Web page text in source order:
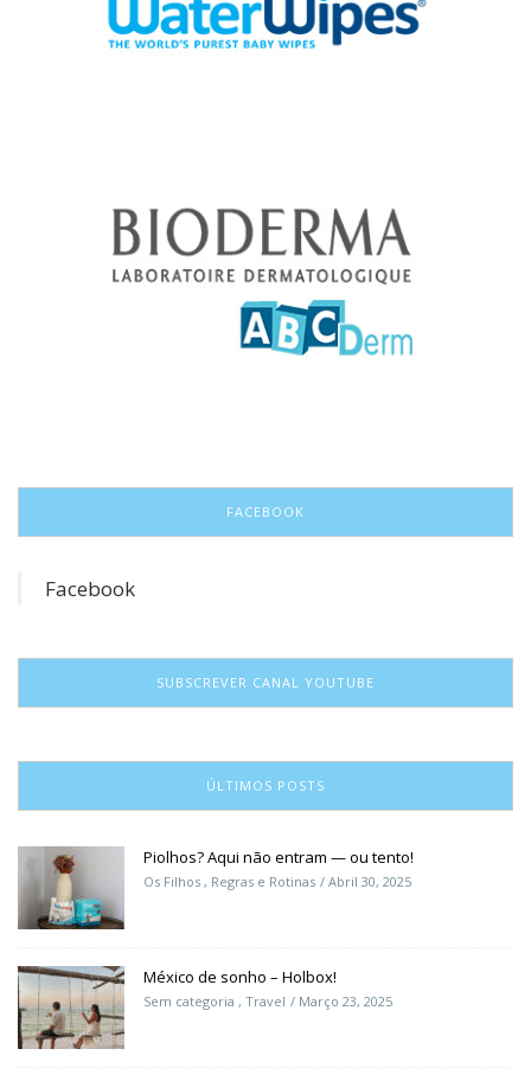
FACEBOOK
Facebook
SUBSCREVER CANAL YOUTUBE
ÚLTIMOS POSTS
Piolhos? Aqui não entram — ou tento!
Os Filhos , Regras e Rotinas Abril 30, 2025
México de sonho – Holbox!
Sem categoria , Travel Março 23, 2025